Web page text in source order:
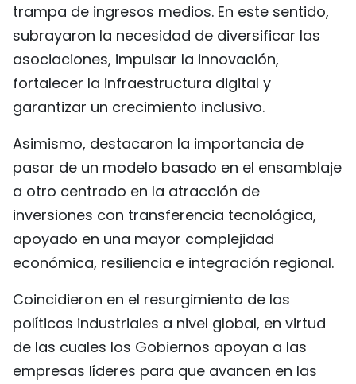
trampa de ingresos medios. En este sentido,
subrayaron la necesidad de diversificar las
asociaciones, impulsar la innovación,
fortalecer la infraestructura digital y
garantizar un crecimiento inclusivo.
Asimismo, destacaron la importancia de
pasar de un modelo basado en el ensamblaje
a otro centrado en la atracción de
inversiones con transferencia tecnológica,
apoyado en una mayor complejidad
económica, resiliencia e integración regional.
Coincidieron en el resurgimiento de las
políticas industriales a nivel global, en virtud
de las cuales los Gobiernos apoyan a las
empresas líderes para que avancen en las